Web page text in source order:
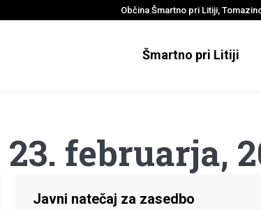
Občina Šmartno pri Litiji,
Šmartno pri Litiji
23. februarja,
Javni natečaj za zasedbo